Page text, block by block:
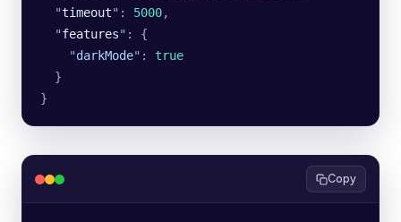
  "
timeout" : 5000,
  "
features" : {
    "
darkMode" : true
  }
}
Copy